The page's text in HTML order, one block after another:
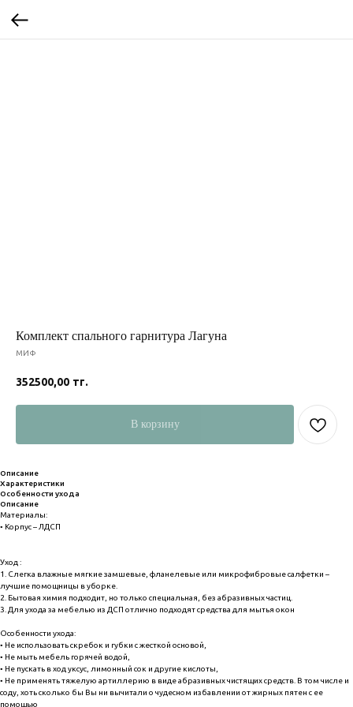
Комплект спального гарнитура Лагуна
МИФ
352500,00 тг.
В корзину
Описание
Характеристики
Особенности ухода
Описание
Материалы:
• Корпус – ЛДСП
Уход :
1. Слегка влажные мягкие замшевые, фланелевые или микрофибровые салфетки –
лучшие помощницы в уборке.
2. Бытовая химия подходит, но только специальная, без абразивных частиц.
3. Для ухода за мебелью из ДСП отлично подходят средства для мытья окон
Особенности ухода:
• Не использовать скребок и губки с жесткой основой,
• Не мыть мебель горячей водой,
• Не пускать в ход уксус, лимонный сок и другие кислоты,
• Не применять тяжелую артиллерию в виде абразивных чистящих средств. В том числе и
соду, хоть сколько бы Вы ни вычитали о чудесном избавлении от жирных пятен с ее
помощью